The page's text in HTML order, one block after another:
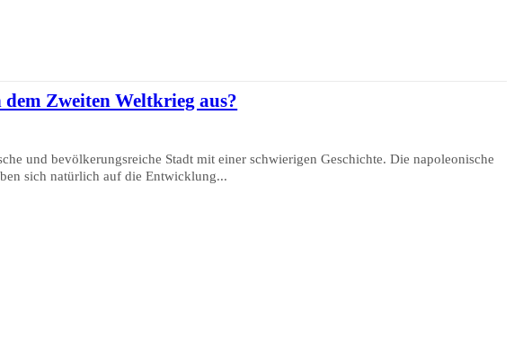
Zweiten Weltkrieg aus?
und bevölkerungsreiche Stadt mit einer schwierigen Geschichte. Die napoleonische
sich natürlich auf die Entwicklung...